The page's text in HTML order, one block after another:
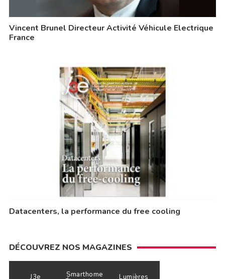
Vincent Brunel Directeur Activité Véhicule Electrique
France
Datacenters, la performance du free cooling
DÉCOUVREZ NOS MAGAZINES
Smarthome